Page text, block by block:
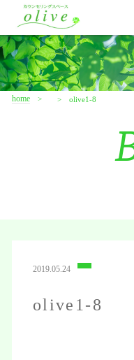
home olive1-8
2019.05.24
olive1-8